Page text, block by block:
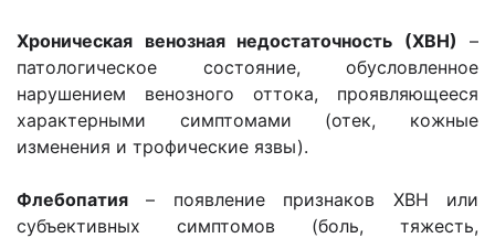
Хроническая венозная недостаточность (ХВН) –
патологическое состояние, обусловленное
нарушением венозного оттока, проявляющееся
характерными симптомами (отек, кожные
изменения и трофические язвы).
Флебопатия – появление признаков ХВН или
субъективных симптомов (боль, тяжесть,